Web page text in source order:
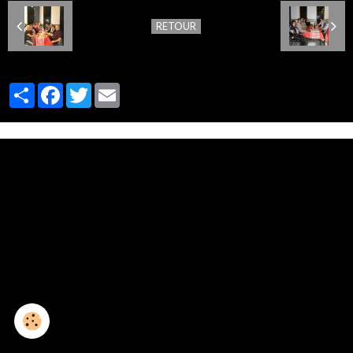
RETOUR
PartagerFacebook
Twitter